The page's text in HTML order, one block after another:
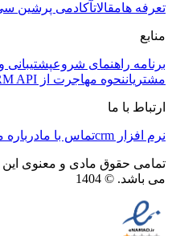
تعرفه هامقالاتآکادمی پرشین
منابع
برنامه راهنمای شروعپشتیبانی
مشتریاننحوه مهاجرت از Salesforce API
ارتباط با ما
نرم افزار crm تماس با مادرباره
تمامی حقوق مادی و معنوی
می باشد. © 1404